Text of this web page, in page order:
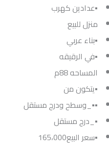
▪عدادين كهرب
منزل للبيع
▪بناء عربي
▪في الرقيقه
المساحه 88م
▪يتكون من
▪▪_وسطح ودرج مستقل
▪_درج مستقل
▪سعر البيع165،000